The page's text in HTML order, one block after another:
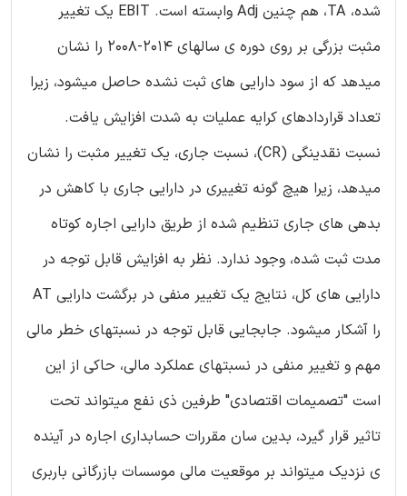
شده، TA، هم چنین Adj وابسته است. EBIT یک تغییر
مثبت بزرگی بر روی دوره ی سالهای 2014-2008 را نشان
میدهد که از سود دارایی های ثبت نشده حاصل میشود، زیرا
تعداد قراردادهای کرایه عملیات به شدت افزایش یافت.
نسبت نقدینگی (CR)، نسبت جاری، یک تغییر مثبت را نشان
میدهد، زیرا هیچ گونه تغییری در دارایی جاری با کاهش در
بدهی های جاری تنظیم شده از طریق دارایی اجاره کوتاه
مدت ثبت شده، وجود ندارد. نظر به افزایش قابل توجه در
دارایی های کل، نتایج یک تغییر منفی در برگشت دارایی AT
را آشکار میشود. جابجایی قابل توجه در نسبتهای خطر مالی
مهم و تغییر منفی در نسبتهای عملکرد مالی، حاکی از این
است "تصمیمات اقتصادی" طرفین ذی نفع میتواند تحت
تاثیر قرار گیرد، بدین سان مقررات حسابداری اجاره در آینده
ی نزدیک میتواند بر موقعیت مالی موسسات بازرگانی باربری